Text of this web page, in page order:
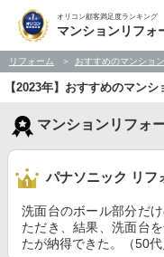
オリコン顧客満足度ランキング
マンションリフォ
リフォーム おすすめのマンショ
【2023年】おすすめのマン
マンションリフォ
パナソニック リフ
洗面台のボール部分だ
ただき、結果、洗面台
たが納得できた。（50代